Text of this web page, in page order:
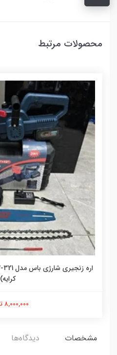
محصولات مرتبط
کرایه)
8,000,000 تومان
مشخصات دیدگاه‌ها